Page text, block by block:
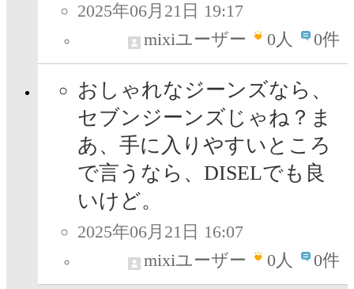
2025年06月21日 19:17
mixiユーザー
0人 0件
おしゃれなジーンズなら、
セブンジーンズじゃね？ま
あ、手に入りやすいところ
で言うなら、DISELでも良
いけど。
2025年06月21日 16:07
mixiユーザー
0人 0件